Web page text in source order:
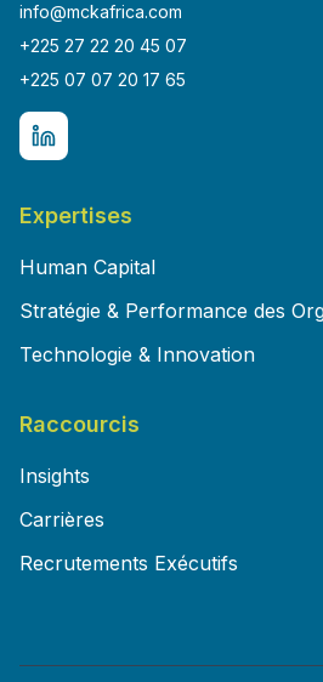
info@mckafrica.com
+225 27 22 20 45 07
+225 07 07 20 17 65
Expertises
Human Capital
Stratégie & Performance des
Technologie & Innovation
Raccourcis
Insights
Carrières
Recrutements Exécutifs